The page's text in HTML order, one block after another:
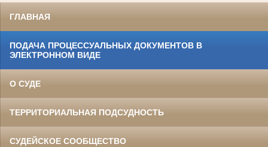
ГЛАВНАЯ
ПОДАЧА ПРОЦЕССУАЛЬНЫХ ДОКУМЕНТОВ В
ЭЛЕКТРОННОМ ВИДЕ
О СУДЕ
ТЕРРИТОРИАЛЬНАЯ ПОДСУДНОСТЬ
СУДЕЙСКОЕ СООБЩЕСТВО